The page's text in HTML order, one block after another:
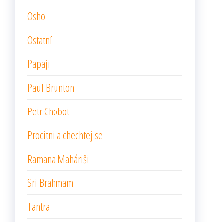
Osho
Ostatní
Papaji
Paul Brunton
Petr Chobot
Procitni a chechtej se
Ramana Maháriši
Sri Brahmam
Tantra